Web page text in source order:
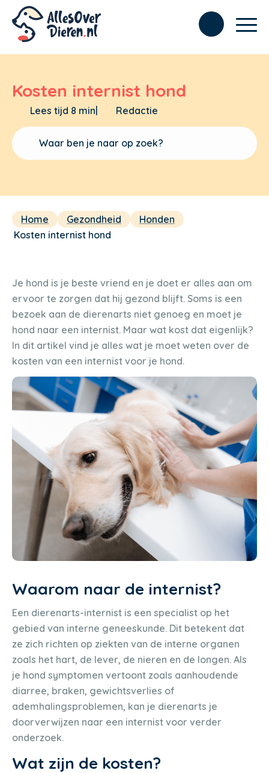
Kosten internist hond
Lees tijd 8 min| Redactie
Home Gezondheid
Honden
Kosten internist hond
Je hond is je beste vriend en je doet er alles aan om
ervoor te zorgen dat hij gezond blijft. Soms is een
bezoek aan de dierenarts niet genoeg en moet je
hond naar een internist. Maar wat kost dat eigenlijk?
In dit artikel vind je alles wat je moet weten over de
kosten van een internist voor je hond.
Waarom naar de internist?
Een dierenarts-internist is een specialist op het
gebied van interne geneeskunde. Dit betekent dat
ze zich richten op ziekten van de interne organen
zoals het hart, de lever, de nieren en de longen. Als
je hond symptomen vertoont zoals aanhoudende
diarree, braken, gewichtsverlies of
ademhalingsproblemen, kan je dierenarts je
doorverwijzen naar een internist voor verder
onderzoek.
Wat zijn de kosten?